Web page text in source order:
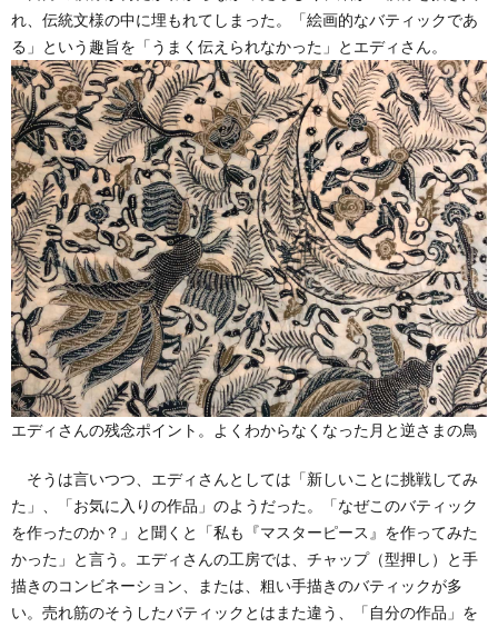
れ、伝統文様の中に埋もれてしまった。「絵画的なバティックであ
る」という趣旨を「うまく伝えられなかった」とエディさん。
エディさんの残念ポイント。よくわからなくなった月と逆さまの鳥
そうは言いつつ、エディさんとしては「新しいことに挑戦してみ
た」、「お気に入りの作品」のようだった。「なぜこのバティック
を作ったのか？」と聞くと「私も『マスターピース』を作ってみた
かった」と言う。エディさんの工房では、チャップ（型押し）と手
描きのコンビネーション、または、粗い手描きのバティックが多
い。売れ筋のそうしたバティックとはまた違う、「自分の作品」を